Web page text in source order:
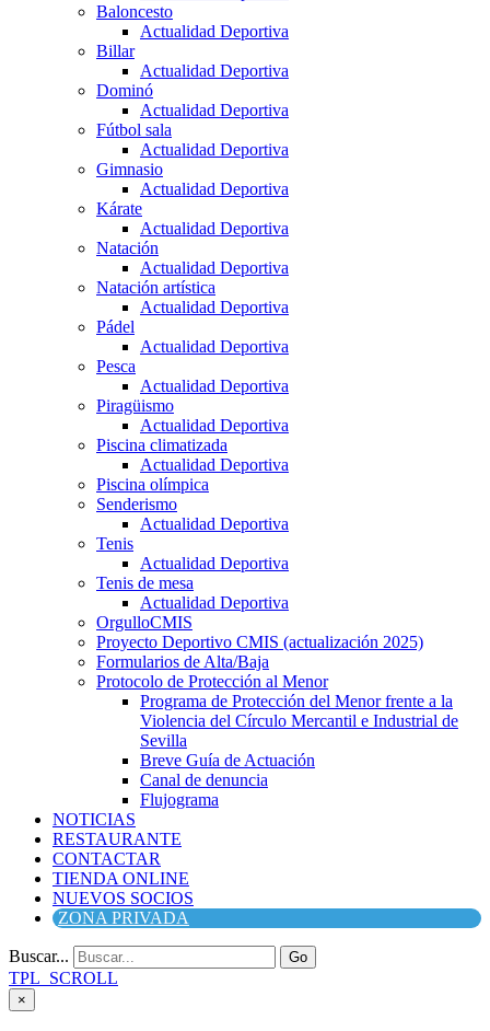
Baloncesto
Actualidad Deportiva
Billar
Actualidad Deportiva
Dominó
Actualidad Deportiva
Fútbol sala
Actualidad Deportiva
Gimnasio
Actualidad Deportiva
Kárate
Actualidad Deportiva
Natación
Actualidad Deportiva
Natación artística
Actualidad Deportiva
Pádel
Actualidad Deportiva
Pesca
Actualidad Deportiva
Piragüismo
Actualidad Deportiva
Piscina climatizada
Actualidad Deportiva
Piscina olímpica
Senderismo
Actualidad Deportiva
Tenis
Actualidad Deportiva
Tenis de mesa
Actualidad Deportiva
OrgulloCMIS
Proyecto Deportivo CMIS (actualización 2025)
Formularios de Alta/Baja
Protocolo de Protección al Menor
Programa de Protección del Menor frente a la
Violencia del Círculo Mercantil e Industrial de
Sevilla
Breve Guía de Actuación
Canal de denuncia
Flujograma
NOTICIAS
RESTAURANTE
CONTACTAR
TIENDA ONLINE
NUEVOS SOCIOS
ZONA PRIVADA
Buscar... Go
TPL_SCROLL
×